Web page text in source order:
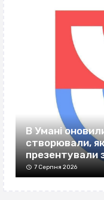
В Умані
створювали,
7 Серпня 2026